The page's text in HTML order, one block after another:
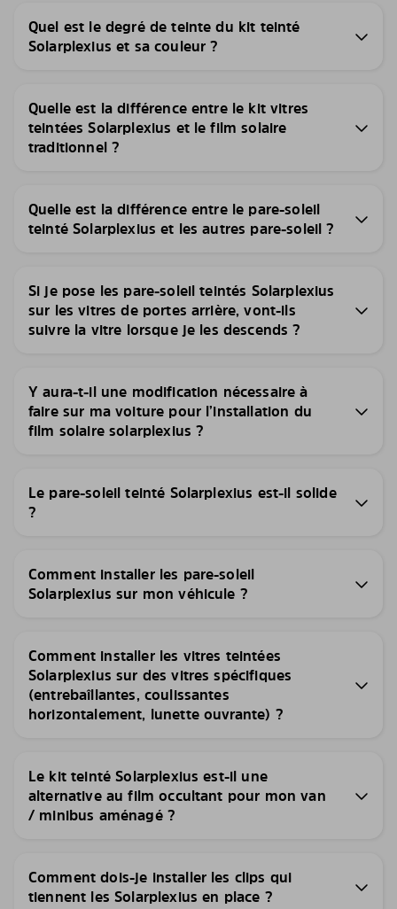
Quel est le degré de teinte du kit teinté
Solarplexius et sa couleur ?
Quelle est la différence entre le kit vitres
teintées Solarplexius et le film solaire
traditionnel ?
Quelle est la différence entre le pare-soleil
teinté Solarplexius et les autres pare-soleil ?
Si je pose les pare-soleil teintés Solarplexius
sur les vitres de portes arrière, vont-ils
suivre la vitre lorsque je les descends ?
Y aura-t-il une modification nécessaire à
faire sur ma voiture pour l’installation du
film solaire solarplexius ?
Le pare-soleil teinté Solarplexius est-il solide
?
Comment installer les pare-soleil
Solarplexius sur mon véhicule ?
Comment installer les vitres teintées
Solarplexius sur des vitres spécifiques
(entrebaîllantes, coulissantes
horizontalement, lunette ouvrante) ?
Le kit teinté Solarplexius est-il une
alternative au film occultant pour mon van
/ minibus aménagé ?
Comment dois-je installer les clips qui
tiennent les Solarplexius en place ?